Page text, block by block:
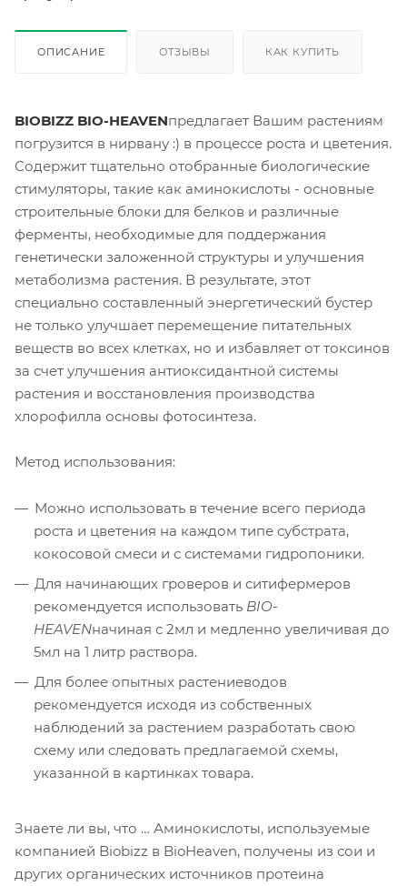
ОПИСАНИЕ ОТЗЫВЫ КАК КУПИТЬ
BIOBIZZ BIO-HEAVENпредлагает Вашим растениям
погрузится в нирвану :) в процессе роста и цветения.
Содержит тщательно отобранные биологические
стимуляторы, такие как аминокислоты - основные
строительные блоки для белков и различные
ферменты, необходимые для поддержания
генетически заложенной структуры и улучшения
метаболизма растения. В результате, этот
специально составленный энергетический бустер
не только улучшает перемещение питательных
веществ во всех клетках, но и избавляет от токсинов
за счет улучшения антиоксидантной системы
растения и восстановления производства
хлорофилла основы фотосинтеза.
Метод использования:
Можно использовать в течение всего периода
роста и цветения на каждом типе субстрата,
кокосовой смеси и с системами гидропоники.
Для начинающих гроверов и ситифермеров
рекомендуется использовать BIO-
HEAVENначиная с 2мл и медленно увеличивая до
5мл на 1 литр раствора.
Для более опытных растениеводов
рекомендуется исходя из собственных
наблюдений за растением разработать свою
схему или следовать предлагаемой схемы,
указанной в картинках товара.
Знаете ли вы, что … Аминокислоты, используемые
компанией Biobizz в BioHeaven, получены из сои и
других органических источников протеина